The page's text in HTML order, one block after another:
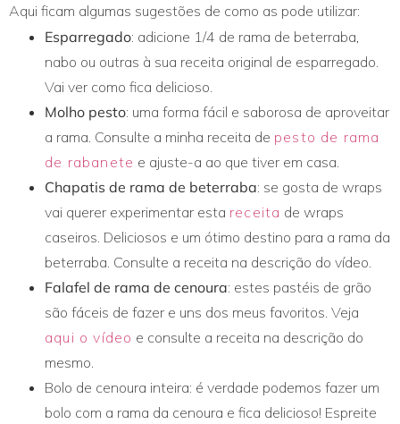
Aqui ficam algumas sugestões de como as pode utilizar:
Esparregado: adicione 1/4 de rama de beterraba,
nabo ou outras à sua receita original de esparregado.
Vai ver como fica delicioso.
Molho pesto: uma forma fácil e saborosa de aproveitar
a rama. Consulte a minha receita de pesto de rama
de rabanete e ajuste-a ao que tiver em casa.
Chapatis de rama de beterraba: se gosta de wraps
vai querer experimentar esta receita de wraps
caseiros. Deliciosos e um ótimo destino para a rama da
beterraba. Consulte a receita na descrição do vídeo.
Falafel de rama de cenoura: estes pastéis de grão
são fáceis de fazer e uns dos meus favoritos. Veja
aqui o vídeo e consulte a receita na descrição do
mesmo.
Bolo de cenoura inteira: é verdade podemos fazer um
bolo com a rama da cenoura e fica delicioso! Espreite